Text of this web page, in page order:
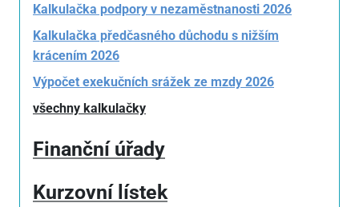
Kalkulačka podpory v nezaměstnanosti 2026
Kalkulačka předčasného důchodu s nižším
krácením 2026
Výpočet exekučních srážek ze mzdy 2026
všechny kalkulačky
Finanční úřady
Kurzovní lístek